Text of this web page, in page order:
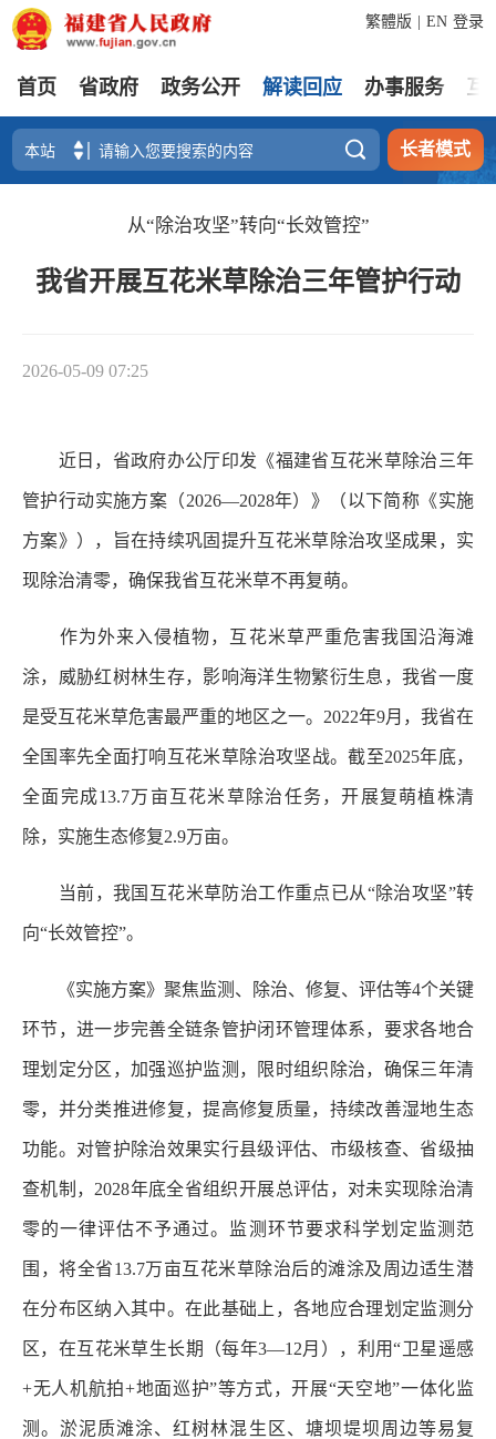
登录
繁體版 EN
首页 省政府 政务公开 解读回应 办事服务 互
 长者模式
从“除治攻坚”转向“长效管控”
我省开展互花米草除治三年管护行动
2026-05-09 07:25
近日，省政府办公厅印发《福建省互花米草除治三年
管护行动实施方案（2026—2028年）》（以下简称《实施
方案》），旨在持续巩固提升互花米草除治攻坚成果，实
现除治清零，确保我省互花米草不再复萌。
作为外来入侵植物，互花米草严重危害我国沿海滩
涂，威胁红树林生存，影响海洋生物繁衍生息，我省一度
是受互花米草危害最严重的地区之一。2022年9月，我省在
全国率先全面打响互花米草除治攻坚战。截至2025年底，
全面完成13.7万亩互花米草除治任务，开展复萌植株清
除，实施生态修复2.9万亩。
当前，我国互花米草防治工作重点已从“除治攻坚”转
向“长效管控”。
《实施方案》聚焦监测、除治、修复、评估等4个关键
环节，进一步完善全链条管护闭环管理体系，要求各地合
理划定分区，加强巡护监测，限时组织除治，确保三年清
零，并分类推进修复，提高修复质量，持续改善湿地生态
功能。对管护除治效果实行县级评估、市级核查、省级抽
查机制，2028年底全省组织开展总评估，对未实现除治清
零的一律评估不予通过。监测环节要求科学划定监测范
围，将全省13.7万亩互花米草除治后的滩涂及周边适生潜
在分布区纳入其中。在此基础上，各地应合理划定监测分
区，在互花米草生长期（每年3—12月），利用“卫星遥感
+无人机航拍+地面巡护”等方式，开展“天空地”一体化监
测。淤泥质滩涂、红树林混生区、塘坝堤坝周边等易复